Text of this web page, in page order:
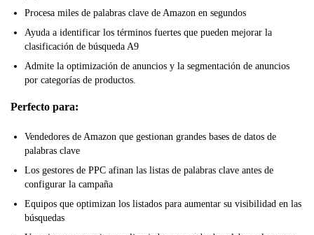
Procesa miles de palabras clave de Amazon en segundos
Ayuda a identificar los términos fuertes que pueden mejorar la
clasificación de búsqueda A9
Admite la optimización de anuncios y la segmentación de anuncios
por categorías de productos.
Perfecto para:
Vendedores de Amazon que gestionan grandes bases de datos de
palabras clave
Los gestores de PPC afinan las listas de palabras clave antes de
configurar la campaña
Equipos que optimizan los listados para aumentar su visibilidad en las
búsquedas